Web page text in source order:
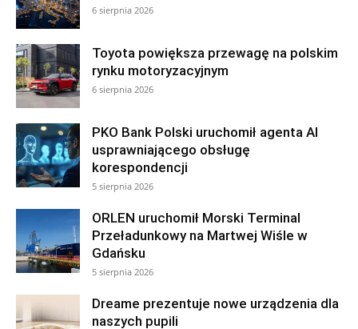
6 sierpnia 2026
Toyota powiększa przewagę na polskim
rynku motoryzacyjnym
6 sierpnia 2026
PKO Bank Polski uruchomił agenta AI
usprawniającego obsługę
korespondencji
5 sierpnia 2026
ORLEN uruchomił Morski Terminal
Przeładunkowy na Martwej Wiśle w
Gdańsku
5 sierpnia 2026
Dreame prezentuje nowe urządzenia dla
naszych pupili